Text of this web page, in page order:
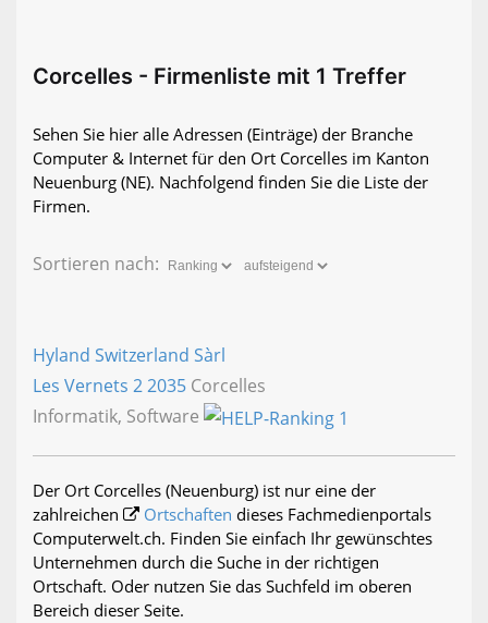
Corcelles - Firmenliste mit 1 Treffer
Sehen Sie hier alle Adressen (Einträge) der Branche
Computer & Internet für den Ort Corcelles im Kanton
Neuenburg (NE). Nachfolgend finden Sie die Liste der
Firmen.
Sortieren nach:
Hyland Switzerland Sàrl
Les Vernets 22035 Corcelles
Informatik, Software
Der Ort Corcelles (Neuenburg) ist nur eine der
zahlreichen
Ortschaften dieses Fachmedienportals
Computerwelt.ch. Finden Sie einfach Ihr gewünschtes
Unternehmen durch die Suche in der richtigen
Ortschaft. Oder nutzen Sie das Suchfeld im oberen
Bereich dieser Seite.